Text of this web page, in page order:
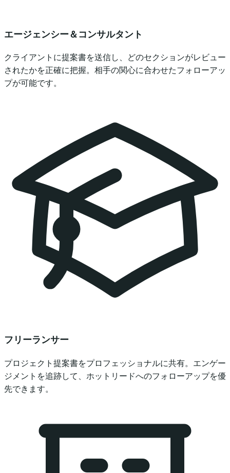
エージェンシー＆コンサルタント
クライアントに提案書を送信し、どのセクションがレビュー
されたかを正確に把握。相手の関心に合わせたフォローアッ
プが可能です。
フリーランサー
プロジェクト提案書をプロフェッショナルに共有。エンゲー
ジメントを追跡して、ホットリードへのフォローアップを優
先できます。